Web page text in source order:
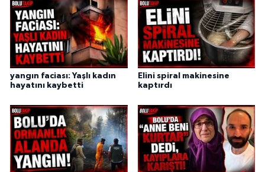
yangın faciası: Yaşlı kadın
hayatını kaybetti
Elini spiral makinesine
kaptırdı